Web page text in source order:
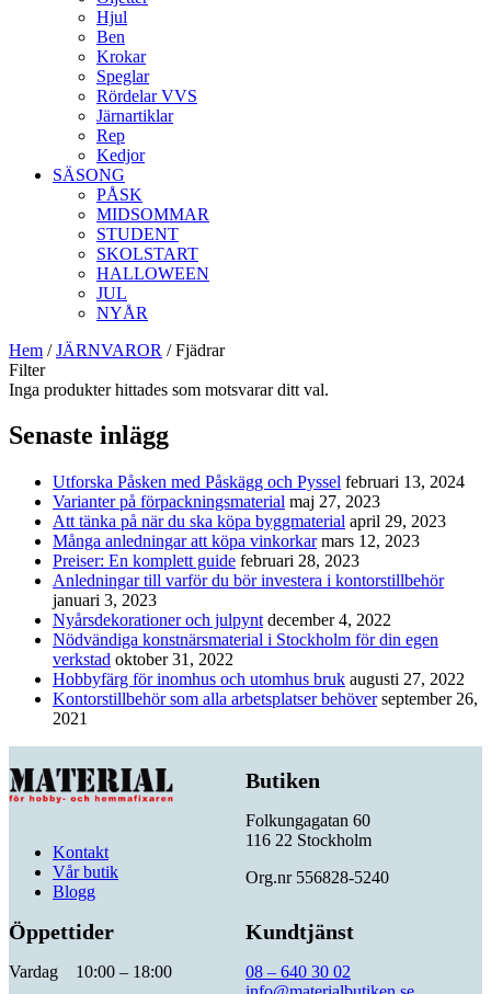
Hjul
Ben
Krokar
Speglar
Rördelar VVS
Järnartiklar
Rep
Kedjor
SÄSONG
PÅSK
MIDSOMMAR
STUDENT
SKOLSTART
HALLOWEEN
JUL
NYÅR
Hem /JÄRNVAROR / Fjädrar
Filter
Inga produkter hittades som motsvarar ditt val.
Senaste inlägg
Utforska Påsken med Påskägg och Pyssel februari 13, 2024
Varianter på förpackningsmaterial maj 27, 2023
Att tänka på när du ska köpa byggmaterial april 29, 2023
Många anledningar att köpa vinkorkar mars 12, 2023
Preiser: En komplett guide februari 28, 2023
Anledningar till varför du bör investera i kontorstillbehör
januari 3, 2023
Nyårsdekorationer och julpynt december 4, 2022
Nödvändiga konstnärsmaterial i Stockholm för din egen
verkstad oktober 31, 2022
Hobbyfärg för inomhus och utomhus bruk augusti 27, 2022
Kontorstillbehör som alla arbetsplatser behöver september 26,
2021
Kontakt
Vår butik
Blogg
Butiken
Folkungagatan 60
116 22 Stockholm
Org.nr 556828-5240
Öppettider
Vardag 10:00 – 18:00
Kundtjänst
08 – 640 30 02